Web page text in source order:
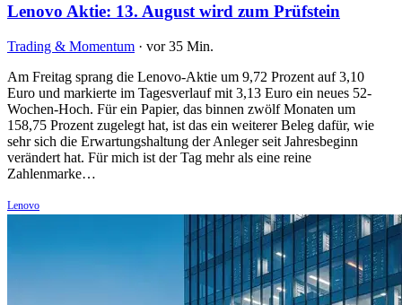
Lenovo Aktie: 13. August wird zum Prüfstein
Trading & Momentum · vor 35 Min.
Am Freitag sprang die Lenovo-Aktie um 9,72 Prozent auf 3,10
Euro und markierte im Tagesverlauf mit 3,13 Euro ein neues 52-
Wochen-Hoch. Für ein Papier, das binnen zwölf Monaten um
158,75 Prozent zugelegt hat, ist das ein weiterer Beleg dafür, wie
sehr sich die Erwartungshaltung der Anleger seit Jahresbeginn
verändert hat. Für mich ist der Tag mehr als eine reine
Zahlenmarke…
Lenovo